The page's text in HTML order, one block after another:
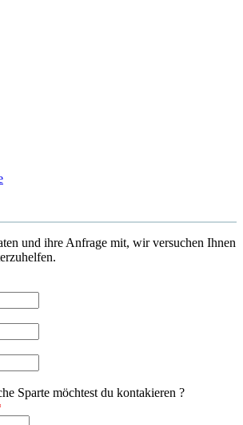
und ihre Anfrage mit, wir versuchen Ihnen
Sparte möchtest du kontakieren ?